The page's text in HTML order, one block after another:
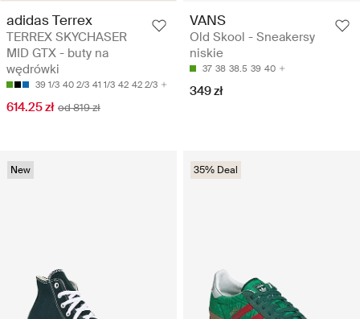
adidas Terrex
TERREX SKYCHASER
MID GTX - buty na
wędrówki
39 1/3 40 2/3 41 1/3 42 42 2/3
614.25 zł od 819 zł
VANS
Old Skool - Sneakersy
niskie
37 38 38.5 39 40
349 zł
New 35% Deal